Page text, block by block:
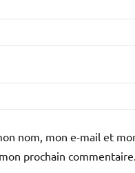
nom, mon e-mail et
prochain commentaire.